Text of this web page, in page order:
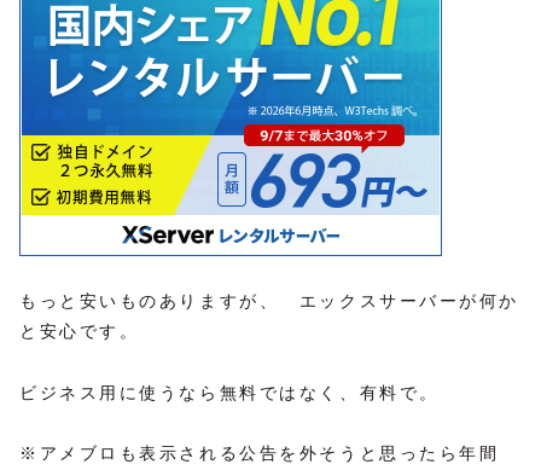
もっと安いものありますが、 エックスサーバーが何か
と安心です。
ビジネス用に使うなら無料ではなく、有料で。
※アメブロも表示される公告を外そうと思ったら年間